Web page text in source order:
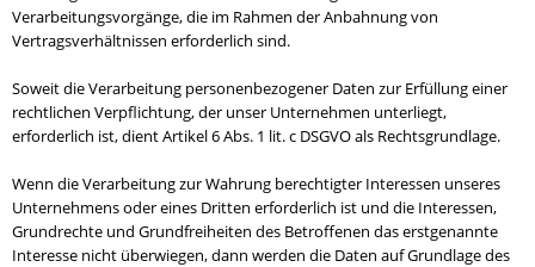
Verarbeitungsvorgänge, die im Rahmen der Anbahnung von
Vertragsverhältnissen erforderlich sind.
Soweit die Verarbeitung personenbezogener Daten zur Erfüllung einer
rechtlichen Verpflichtung, der unser Unternehmen unterliegt,
erforderlich ist, dient Artikel 6 Abs. 1 lit. c DSGVO als Rechtsgrundlage.
Wenn die Verarbeitung zur Wahrung berechtigter Interessen unseres
Unternehmens oder eines Dritten erforderlich ist und die Interessen,
Grundrechte und Grundfreiheiten des Betroffenen das erstgenannte
Interesse nicht überwiegen, dann werden die Daten auf Grundlage des